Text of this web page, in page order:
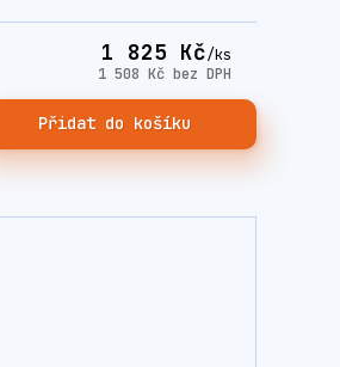
1 825 Kč/ks
1 508 Kč bez DPH
Přidat do košíku